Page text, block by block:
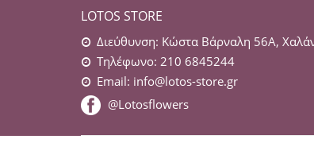
LOTOS STORE
Διεύθυνση: Κώστα Βάρναλη 56Α,
Τηλέφωνο: 210 6845244
Email: info@lotos-store.gr
@Lotosflowers